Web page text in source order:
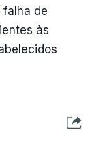
falha de
às